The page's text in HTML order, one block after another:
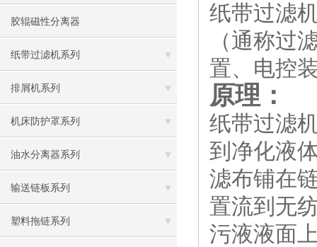
胶辊磁性分离器
纸带过滤机系列
排屑机系列
机床防护罩系列
油水分离器系列
输送链板系列
塑料拖链系列
纸带过滤
（通称过
置、电控
原理：
纸带过滤
到净化液
滤布铺在
置流到无
污液液面